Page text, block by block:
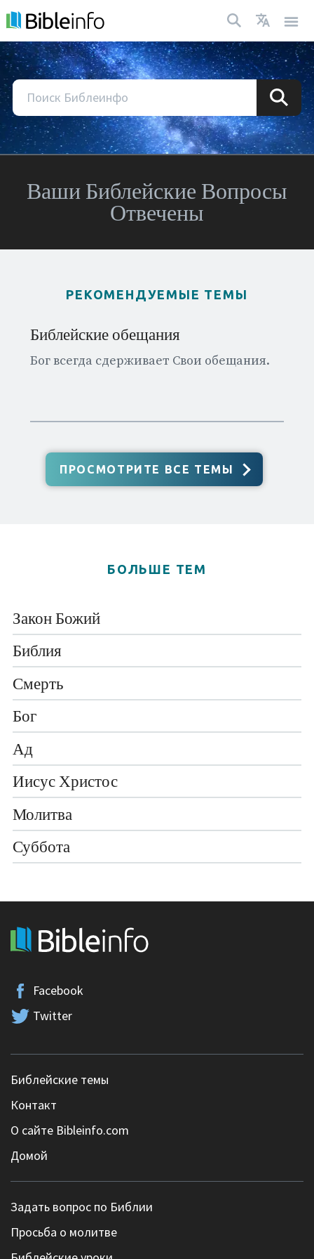
Ваши Библейские Вопросы
Отвечены
РЕКОМЕНДУЕМЫЕ ТЕМЫ
Библейские обещания
Бог всегда сдерживает Свои обещания.
ПРОСМОТРИТЕ ВСЕ ТЕМЫ
БОЛЬШЕ ТЕМ
Закон Божий
Библия
Смерть
Бог
Ад
Иисус Христос
Молитва
Суббота
Facebook
Twitter
Библейские темы
Контакт
О сайте Bibleinfo.com
Домой
Задать вопрос по Библии
Просьба о молитве